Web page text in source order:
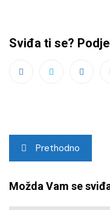
Sviđa ti se?
Navigacija
objava
Prethodno
Možda Vam se